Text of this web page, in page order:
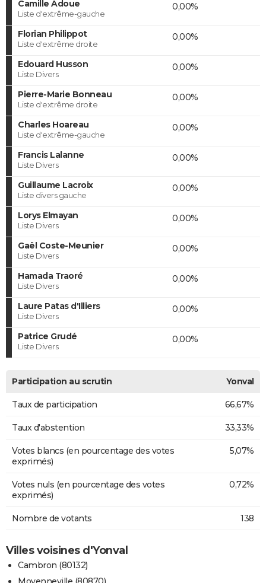
Camille Adoue
Liste d'extrême-gauche
0,00%
Florian Philippot
Liste d'extrême droite
0,00%
Edouard Husson
Liste Divers
0,00%
Pierre-Marie Bonneau
Liste d'extrême droite
0,00%
Charles Hoareau
Liste d'extrême-gauche
0,00%
Francis Lalanne
Liste Divers
0,00%
Guillaume Lacroix
Liste divers gauche
0,00%
Lorys Elmayan
Liste Divers
0,00%
Gaël Coste-Meunier
Liste Divers
0,00%
Hamada Traoré
Liste Divers
0,00%
Laure Patas d'Illiers
Liste Divers
0,00%
Patrice Grudé
Liste Divers
0,00%
Participation au scrutin Yonval
Taux de participation 66,67%
Taux d'abstention 33,33%
Votes blancs (en pourcentage des votes
exprimés)
5,07%
Votes nuls (en pourcentage des votes
exprimés)
0,72%
Nombre de votants 138
Villes voisines d'Yonval
Cambron (80132)